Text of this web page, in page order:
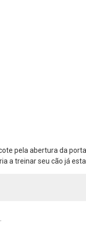
pela abertura da
a treinar seu cão já